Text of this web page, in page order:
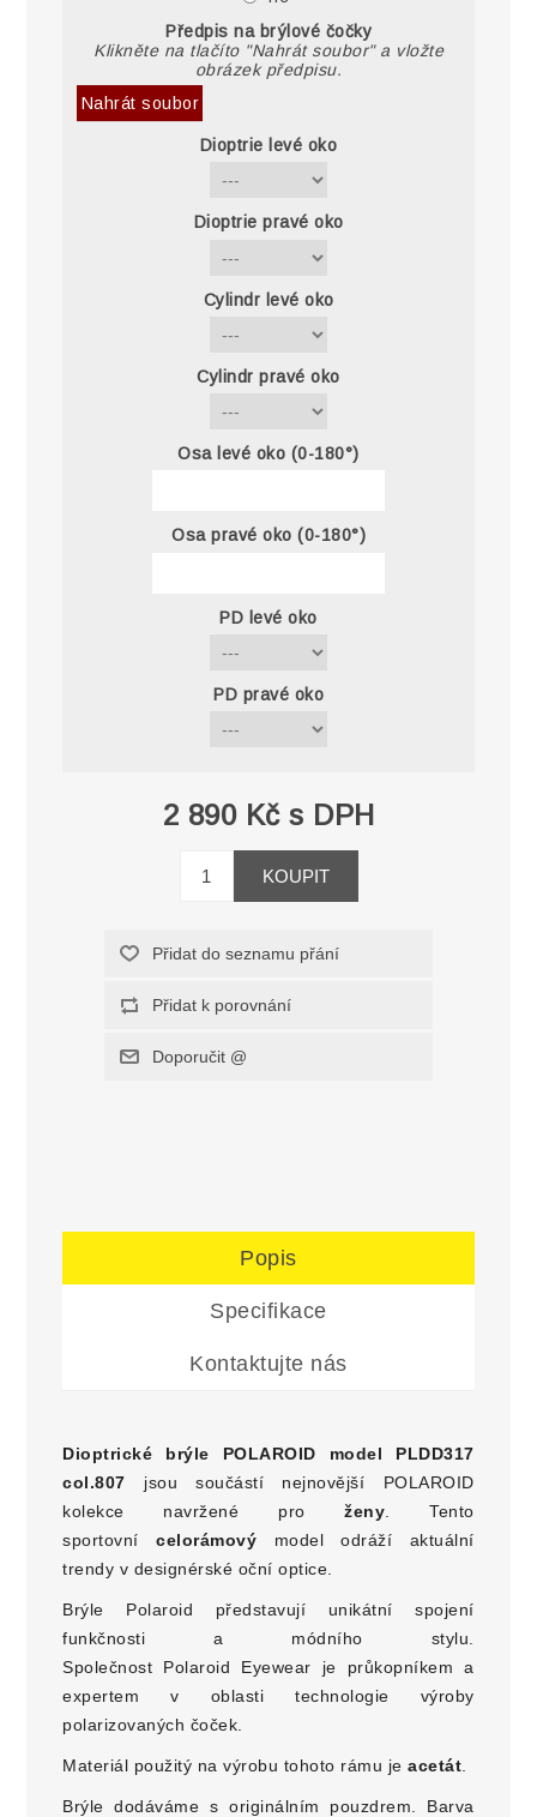
Předpis na brýlové čočky
Klikněte na tlačíto "Nahrát soubor" a vložte
obrázek předpisu.
Nahrát soubor
Dioptrie levé oko
Dioptrie pravé oko
Cylindr levé oko
Cylindr pravé oko
Osa levé oko (0-180°)
Osa pravé oko (0-180°)
PD levé oko
PD pravé oko
2 890 Kč s DPH
Popis
Specifikace
Kontaktujte nás
Dioptrické brýle POLAROID model PLDD317
col.807 jsou součástí nejnovější POLAROID
kolekce navržené proženy . Tento
sportovnícelorámový model odráží aktuální
trendy v designérské oční optice.
Brýle Polaroid představují unikátní spojení
funkčnosti a módního stylu.
Společnost Polaroid Eyewear je průkopníkem a
expertem v oblasti technologie výroby
polarizovaných čoček.
Materiál použitý na výrobu tohoto rámu jeacetát
Brýle dodáváme s originálním pouzdrem. Barva